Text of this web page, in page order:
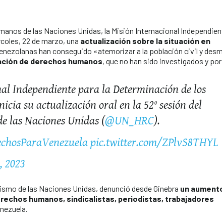
de las Naciones Unidas, la Misión Internacional
22 de marzo, una actualización sobre la situación en
han conseguido «atemorizar a la población civil y
de derechos humanos, que no han sido investigados y
Independiente para la Determinación de los
su actualización oral en la 52º sesión del
las Naciones Unidas (@UN_HRC).
pic.twitter.com/ZPlvS8THYL
2023
de las Naciones Unidas, denunció desde Ginebra un
humanos, sindicalistas, periodistas, trabajadores